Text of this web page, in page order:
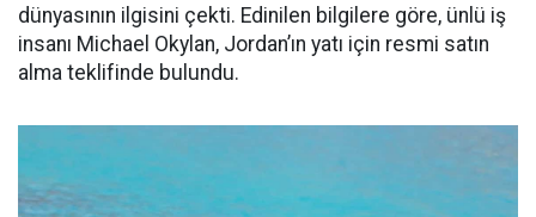
dünyasının ilgisini çekti. Edinilen bilgilere göre, ünlü iş
insanı Michael Okylan, Jordan’ın yatı için resmi satın
alma teklifinde bulundu.